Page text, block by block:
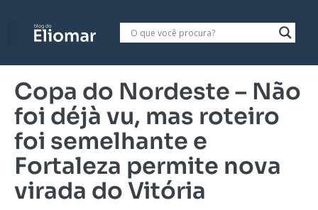
Copa do Nordeste – Não
foi déjà vu, mas roteiro
foi semelhante e
Fortaleza permite nova
virada do Vitória